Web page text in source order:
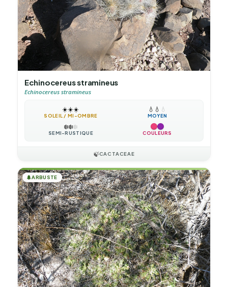
Echinocereus stramineus
Echinocereus stramineus
☀️☀️☀️
SOLEIL / MI-OMBRE
💧 💧 💧
MOYEN
❄️❄️❄️
SEMI-RUSTIQUE COULEURS
🍃CACTACEAE
🌲ARBUSTE